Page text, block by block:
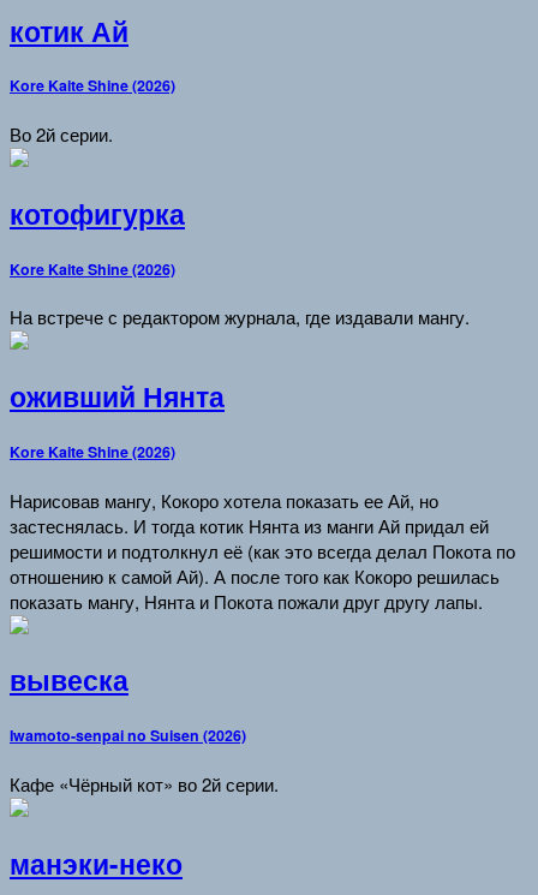
котик Ай
Kore Kaite Shine (2026)
Во 2й серии.
котофигурка
Kore Kaite Shine (2026)
На встрече с редактором журнала, где издавали мангу.
оживший Нянта
Kore Kaite Shine (2026)
Нарисовав мангу, Кокоро хотела показать ее Ай, но
застеснялась. И тогда котик Нянта из манги Ай придал ей
решимости и подтолкнул её (как это всегда делал Покота по
отношению к самой Ай). А после того как Кокоро решилась
показать мангу, Нянта и Покота пожали друг другу лапы.
вывеска
Iwamoto-senpai no Suisen (2026)
Кафе «Чёрный кот» во 2й серии.
манэки-неко